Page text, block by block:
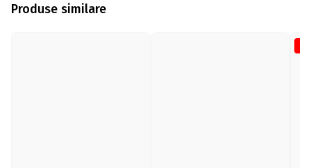
Produse similare